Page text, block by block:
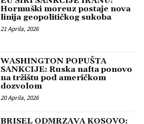
Hormuški moreuz postaje nova
linija geopolitičkog sukoba
21 Aprila, 2026
WASHINGTON POPUŠTA
SANKCIJE: Ruska nafta ponovo
na tržištu pod američkom
dozvolom
20 Aprila, 2026
BRISEL ODMRZAVA KOSOVO: